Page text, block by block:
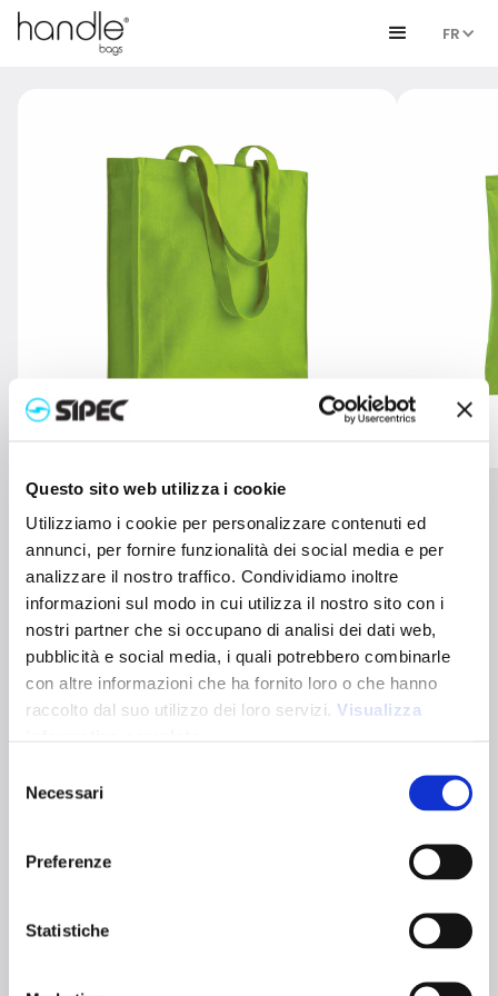
Questo sito web utilizza i cookie
Utilizziamo i cookie per personalizzare contenuti ed
annunci, per fornire funzionalità dei social media e per
analizzare il nostro traffico. Condividiamo inoltre
informazioni sul modo in cui utilizza il nostro sito con i
nostri partner che si occupano di analisi dei dati web,
pubblicità e social media, i quali potrebbero combinarle
con altre informazioni che ha fornito loro o che hanno
raccolto dal suo utilizzo dei loro servizi. Visualizza
delNecessari
Preferenze
Statistiche
FR
ROMA 180
19112
Sac shopping en coton 180 g/m². Équipé d'un soufflet et de
longues poignées pour un transport pratique à la main et à
l'épaule. Il est certifié OEKO-TEX® Standard 100.
Dimensions : 38 x 42 x 8 cm
Dimensions du manche :70 x 2,5 cm
Capacité : 12L
Variantes de couleurs :
Blanc Naturel